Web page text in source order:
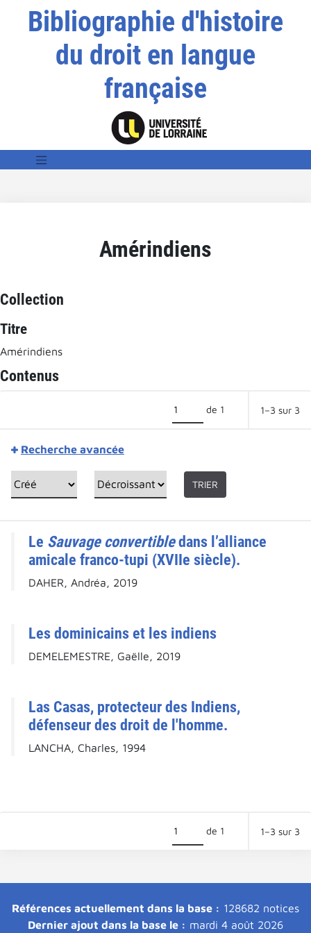
Bibliographie d'histoire
du droit en langue
française
Amérindiens
Collection
Titre
Amérindiens
Contenus
de 1 1–3 sur 3
Recherche avancée
TRIER
Le Sauvage convertibledans l’alliance
amicale franco-tupi (XVIIe siècle).
DAHER, Andréa, 2019
Les dominicains et les indiens
DEMELEMESTRE, Gaëlle, 2019
Las Casas, protecteur des Indiens,
défenseur des droit de l'homme.
LANCHA, Charles, 1994
de 1 1–3 sur 3
Références actuellement dans la base : 128682 notices
Dernier ajout dans la base le : mardi 4 août 2026